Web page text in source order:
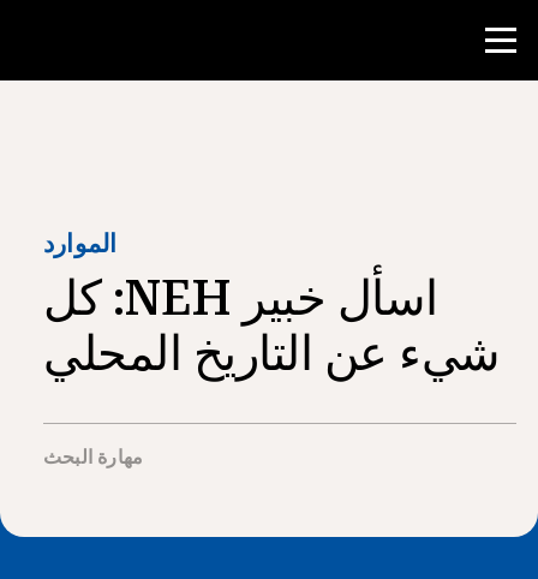
أدوات الفصل الدراسي
المعاهد
تدريس مهارات البحث
الموارد
اسأل خبير NEH: كل
شيء عن التاريخ المحلي
مهارة البحث